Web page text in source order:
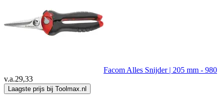
Facom Alles Snijder | 205 mm - 980
v.a.29,33
Laagste prijs bij Toolmax.nl